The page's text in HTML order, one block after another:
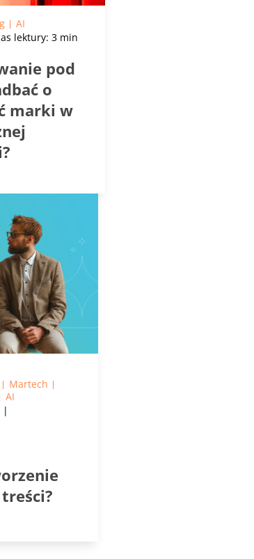
AI
lektury: 3 min
pod
o
marki w
Martech
AI